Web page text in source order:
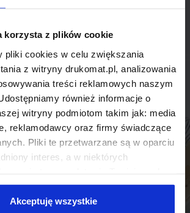
korzysta z plików cookie
pliki cookies w celu zwiększania
z witryny drukomat.pl, analizowania
treści reklamowych naszym
również informacje o
witryny podmiotom takim jak: media
reklamodawcy oraz firmy świadczące
Pliki te przetwarzane są w oparciu
interes, a w niektórych
cookies dostarczane i przetwarzane są
partnerów, z których listą
Akceptuję wszystkie
do nas, aby omówić
się